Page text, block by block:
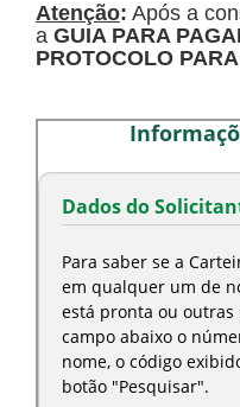
Atenção: Após a
a GUIA PARA
PROTOCOLO